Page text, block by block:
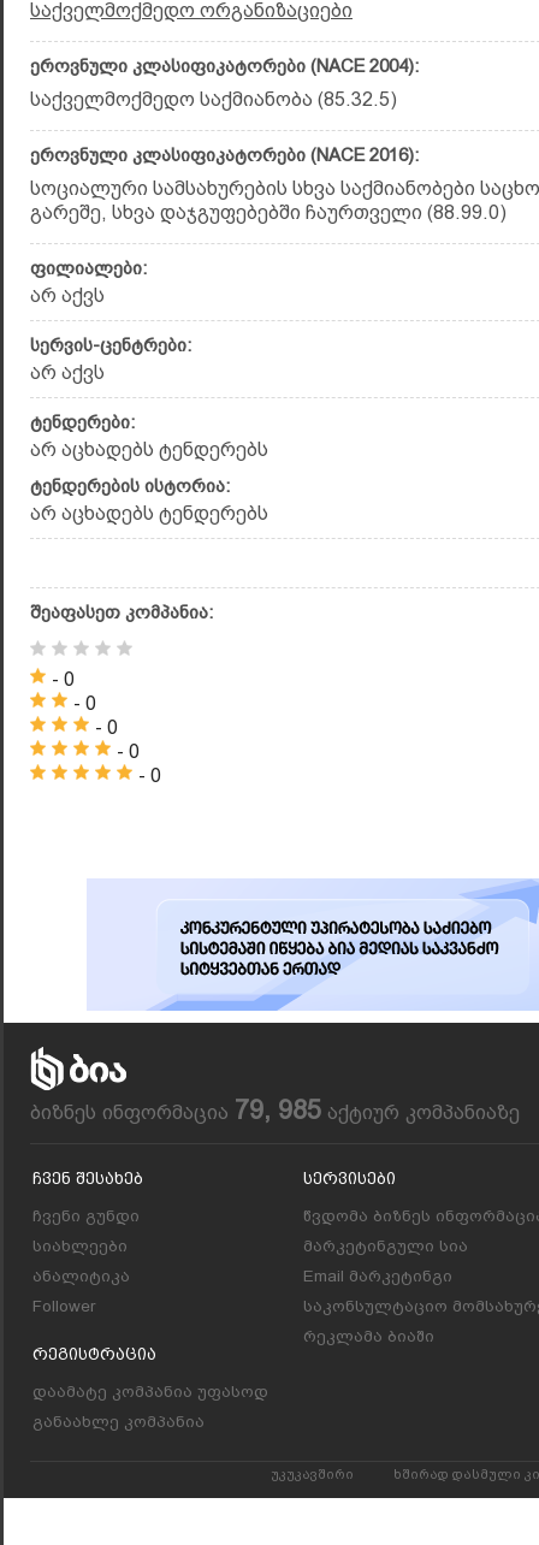
საქველმოქმედო ორგანიზაციები
ეროვნული კლასიფიკატორები (NACE 2004):
საქველმოქმედო საქმიანობა (85.32.5)
ეროვნული კლასიფიკატორები (NACE 2016):
სოციალური სამსახურების სხვა საქმიანობები
გარეშე, სხვა დაჯგუფებებში ჩაურთველი (88.99.0)
ფილიალები:
არ აქვს
სერვის-ცენტრები:
არ აქვს
ტენდერები:
არ აცხადებს ტენდერებს
ტენდერების ისტორია:
არ აცხადებს ტენდერებს
შეაფასეთ კომპანია:
- 0
- 0
- 0
- 0
- 0
ბიზნეს ინფორმაცია 79, 985 აქტიურ კომპანიაზე
Ჩვენ Შესახებ
ჩვენი გუნდი
სიახლეები
ანალიტიკა
Follower
Რეგისტრაცია
დაამატე კომპანია უფასოდ
განაახლე კომპანია
Სერვისები
წვდომა ბიზნეს
მარკეტინგული სია
Email მარკეტინგი
საკონსულტაციო
რეკლამა ბიაში
უკუკავშირი ხშირად დასმული